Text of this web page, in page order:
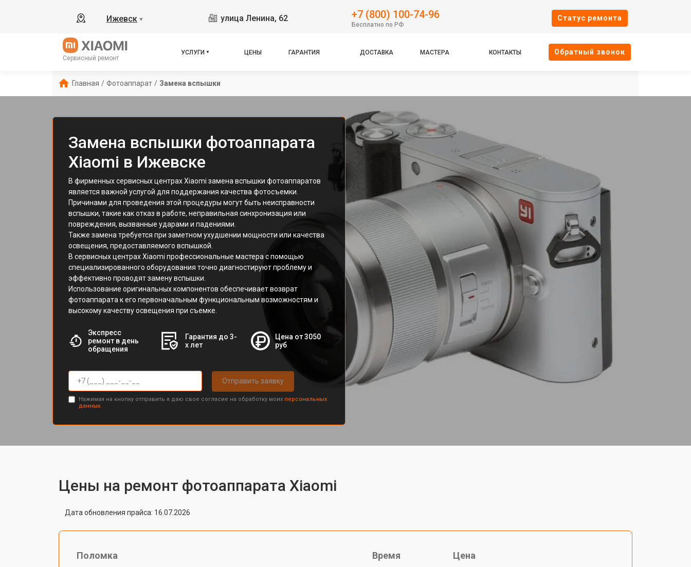
Ижевск ▼ улица Ленина, 62 +7 (800) 100-74-96
Бесплатно по РФ
Cтатус ремонта
Сервисный ремонт
УСЛУГИ ЦЕНЫ ГАРАНТИЯ ДОСТАВКА МАСТЕРА КОНТАКТЫ Oбратный звонок
Главная / Фотоаппарат / Замена вспышки
Замена вспышки фотоаппарата
Xiaomi в Ижевске
В фирменных сервисных центрах Xiaomi замена вспышки фотоаппаратов
является важной услугой для поддержания качества фотосъемки.
Причинами для проведения этой процедуры могут быть неисправности
вспышки, такие как отказ в работе, неправильная синхронизация или
повреждения, вызванные ударами и падениями.
Также замена требуется при заметном ухудшении мощности или качества
освещения, предоставляемого вспышкой.
В сервисных центрах Xiaomi профессиональные мастера с помощью
специализированного оборудования точно диагностируют проблему и
эффективно проводят замену вспышки.
Использование оригинальных компонентов обеспечивает возврат
фотоаппарата к его первоначальным функциональным возможностям и
высокому качеству освещения при съемке.
Экспресс
ремонт в день
обращения
Гарантия до 3-
х лет
Цена от 3050
руб
Отправить заявку
Нажимая на кнопку отправить я даю свое согласие на обработку моих персональных
данных.
Цены на ремонт фотоаппарата Xiaomi
Дата обновления прайса: 16.07.2026
Поломка Время Цена